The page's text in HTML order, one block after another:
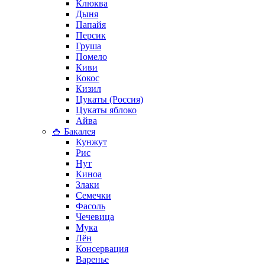
Клюква
Дыня
Папайя
Персик
Груша
Помело
Киви
Кокос
Кизил
Цукаты (Россия)
Цукаты яблоко
Айва
🍚 Бакалея
Кунжут
Рис
Нут
Киноа
Злаки
Семечки
Фасоль
Чечевица
Мука
Лён
Консервация
Варенье